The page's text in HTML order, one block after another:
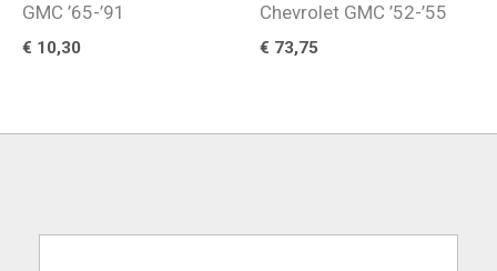
GMC ’65-’91
€ 10,30
Chevrolet GMC ’52-’55
€ 73,75